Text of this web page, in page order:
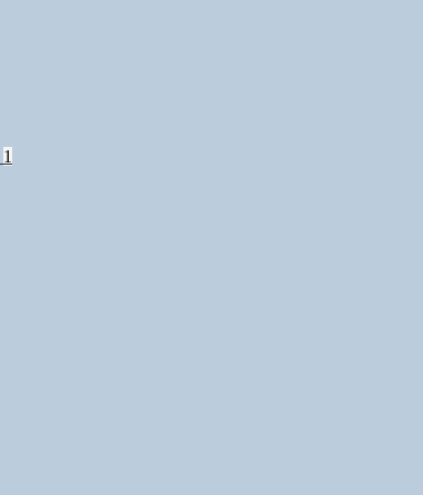
1